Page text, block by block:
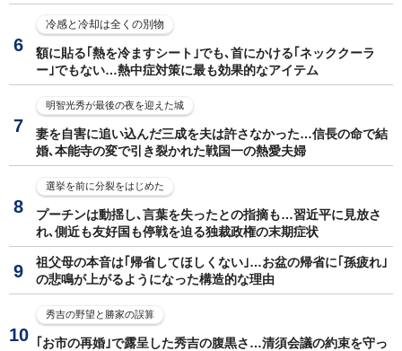
冷感と冷却は全くの別物
額に貼る｢熱を冷ますシート｣でも､首にかける｢ネッククーラ
ー｣でもない…熱中症対策に最も効果的なアイテム
明智光秀が最後の夜を迎えた城
妻を自害に追い込んだ三成を夫は許さなかった…信長の命で結
婚､本能寺の変で引き裂かれた戦国一の熱愛夫婦
選挙を前に分裂をはじめた
プーチンは動揺し､言葉を失ったとの指摘も…習近平に見放さ
れ､側近も友好国も停戦を迫る独裁政権の末期症状
祖父母の本音は｢帰省してほしくない｣…お盆の帰省に｢孫疲れ｣
の悲鳴が上がるようになった構造的な理由
秀吉の野望と勝家の誤算
｢お市の再婚｣で露呈した秀吉の腹黒さ…清須会議の約束を守っ